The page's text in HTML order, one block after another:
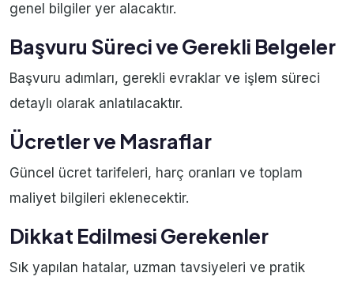
genel bilgiler yer alacaktır.
Başvuru Süreci ve Gerekli Belgeler
Başvuru adımları, gerekli evraklar ve işlem süreci
detaylı olarak anlatılacaktır.
Ücretler ve Masraflar
Güncel ücret tarifeleri, harç oranları ve toplam
maliyet bilgileri eklenecektir.
Dikkat Edilmesi Gerekenler
Sık yapılan hatalar, uzman tavsiyeleri ve pratik